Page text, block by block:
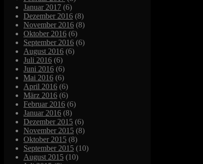
Januar 2017 (6)
Dezember 2016 (8)
November 2016 (8)
Oktober 2016 (6)
September 2016 (6)
August 2016 (6)
Juli 2016 (6)
Juni 2016 (6)
Mai 2016 (6)
April 2016 (6)
März 2016 (6)
Februar 2016 (6)
Januar 2016 (8)
Dezember 2015 (6)
November 2015 (8)
Oktober 2015 (8)
September 2015 (10)
August 2015 (10)